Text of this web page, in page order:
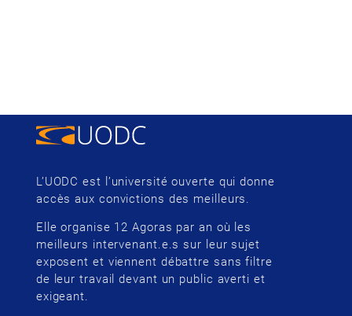
L’UODC est l’université ouverte qui donne
accès aux convictions des meilleurs.
Elle organise 12 Agoras par an où les
meilleurs intervenant.e.s sur leur sujet
exposent et viennent débattre sans filtre
de leur travail devant un public averti et
exigeant.